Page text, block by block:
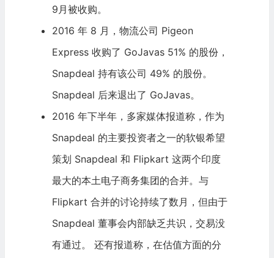
9月被收购。
2016 年 8 月，物流公司 Pigeon
Express 收购了 GoJavas 51% 的股份，
Snapdeal 持有该公司 49% 的股份。
Snapdeal 后来退出了 GoJavas。
2016 年下半年，多家媒体报道称，作为
Snapdeal 的主要投资者之一的软银希望
策划 Snapdeal 和 Flipkart 这两个印度
最大的本土电子商务集团的合并。与
Flipkart 合并的讨论持续了数月，但由于
Snapdeal 董事会内部缺乏共识，交易没
有通过。 还有报道称，在估值方面的分